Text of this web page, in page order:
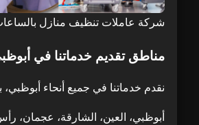
شركة عاملات تنظيف منازل
مناطق تقديم خدماتنا في
نقدم خدماتنا في جميع أنحاء
أبوظبي، العين، الشارقة، عجمان،